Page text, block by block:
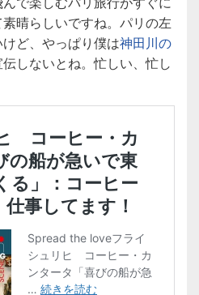
晴らしいですね。パリの左
ど、やっぱり僕は神田川の
しないとね。忙しい、忙し